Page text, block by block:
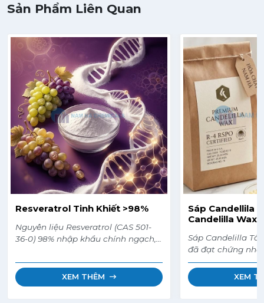
Sản Phẩm Liên Quan
Resveratrol Tinh Khiết >98%
Nguyên liệu Resveratrol (CAS 501-
36-0) 98% nhập khẩu chính ngạch,
đầy đủ.
XEM THÊM
Sáp Candellila
Candelilla Wax)
Sáp Candelilla
đã đạt chứng
(MB) theo tiêu
bàn tròn về Dầu
(RSPO). Sản phẩm này có thành
XEM